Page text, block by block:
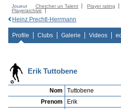
Joueur Chercher un Talent Player rating
Playerarchive
Heinz Prechtl-Herrmann
Profile Clubs Galerie Videos
Erik Tuttobene
Nom
Tuttobene
Prenom
Erik